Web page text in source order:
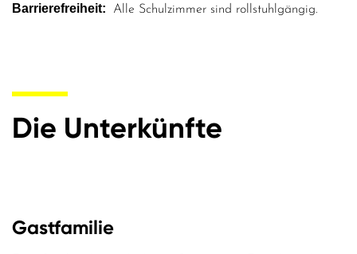
Barrierefreiheit Alle Schulzimmer sind rollstuhlgängig.
Die Unterkünfte
Gastfamilie